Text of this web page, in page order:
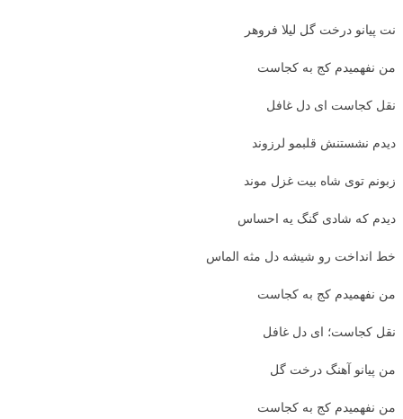
نت پیانو درخت گل لیلا فروهر
من نفهمیدم کج به کجاست
نقل کجاست ای دل غافل
دیدم نشستنش قلبمو لرزوند
زبونم توی شاه بیت غزل موند
دیدم که شادی گنگ یه احساس
خط انداخت رو شیشه دل مثه الماس
من نفهمیدم کج به کجاست
نقل کجاست؛ ای دل غافل
من پیانو آهنگ درخت گل
من نفهمیدم کج به کجاست